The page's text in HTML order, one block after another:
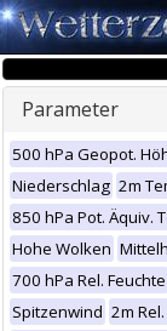
Parameter
500 hPa Geopot.
Niederschlag 2m
850 hPa Pot. Äquiv.
Hohe Wolken
700 hPa Rel. Feuchte
Spitzenwind 2m